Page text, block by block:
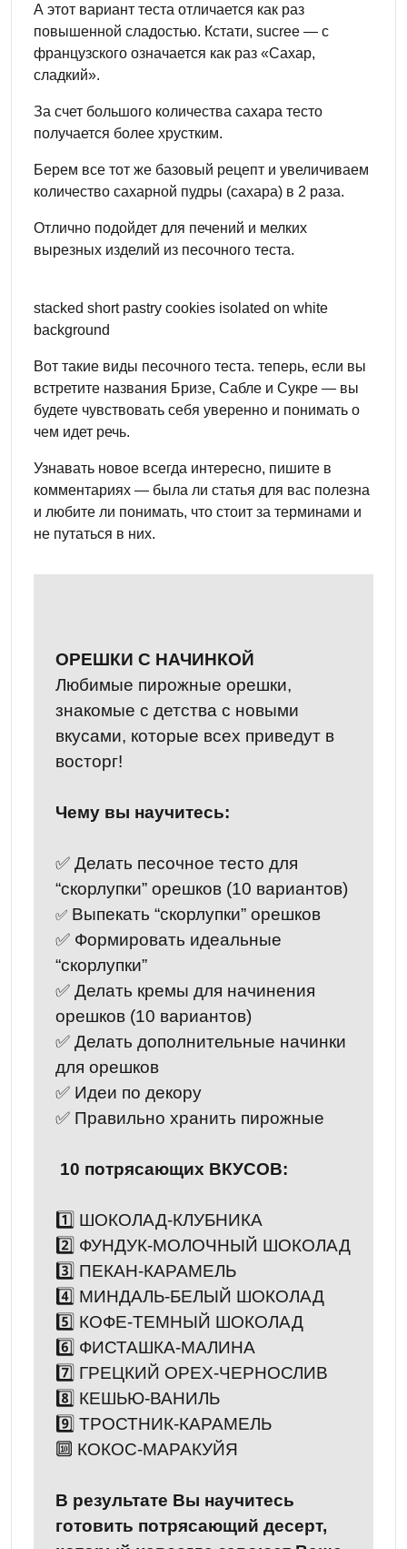
А этот вариант теста отличается как раз
повышенной сладостью. Кстати, sucree — с
французского означается как раз «Сахар,
сладкий».
За счет большого количества сахара тесто
получается более хрустким.
Берем все тот же базовый рецепт и увеличиваем
количество сахарной пудры (сахара) в 2 раза.
Отлично подойдет для печений и мелких
вырезных изделий из песочного теста.
stacked short pastry cookies isolated on white
background
Вот такие виды песочного теста. теперь, если вы
встретите названия Бризе, Сабле и Сукре — вы
будете чувствовать себя уверенно и понимать о
чем идет речь.
Узнавать новое всегда интересно, пишите в
комментариях — была ли статья для вас полезна
и любите ли понимать, что стоит за терминами и
не путаться в них.
ОРЕШКИ С НАЧИНКОЙ
Любимые пирожные орешки,
знакомые с детства с новыми
вкусами, которые всех приведут в
восторг!
Чему вы научитесь:
✅ Делать песочное тесто для
“скорлупки” орешков (10 вариантов)
✅ Выпекать “скорлупки” орешков
✅ Формировать идеальные
“скорлупки”
✅ Делать кремы для начинения
орешков (10 вариантов)
✅ Делать дополнительные начинки
для орешков
✅ Идеи по декору
✅ Правильно хранить пирожные
10 потрясающих ВКУСОВ:
1️⃣ ШОКОЛАД-КЛУБНИКА
2️⃣ ФУНДУК-МОЛОЧНЫЙ ШОКОЛАД
3️⃣ ПЕКАН-КАРАМЕЛЬ
4️⃣ МИНДАЛЬ-БЕЛЫЙ ШОКОЛАД
5️⃣ КОФЕ-ТЕМНЫЙ ШОКОЛАД
6️⃣ ФИСТАШКА-МАЛИНА
7️⃣ ГРЕЦКИЙ ОРЕХ-ЧЕРНОСЛИВ
8️⃣ КЕШЬЮ-ВАНИЛЬ
9️⃣ ТРОСТНИК-КАРАМЕЛЬ
🔟 КОКОС-МАРАКУЙЯ
В результате Вы научитесь
готовить потрясающий десерт,